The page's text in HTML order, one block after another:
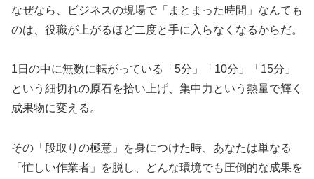
なぜなら、ビジネスの現場で「まとまった時間」なんても
のは、役職が上がるほど二度と手に入らなくなるからだ。
1日の中に無数に転がっている「5分」「10分」「15分」
という細切れの原石を拾い上げ、集中力という熱量で輝く
成果物に変える。
その「段取りの極意」を身につけた時、あなたは単なる
「忙しい作業者」を脱し、どんな環境でも圧倒的な成果を